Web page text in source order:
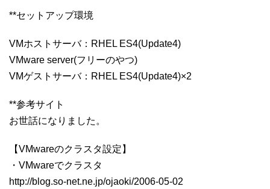
**セットアップ環境
VMホストサーバ：RHEL ES4(Update4)
VMware server(フリーのやつ)
VMゲストサーバ：RHEL ES4(Update4)×2
**参考サイト
お世話になりました。
【VMwareのクラスタ設定】
・VMwareでクラスタ
http://blog.so-net.ne.jp/ojaoki/2006-05-02